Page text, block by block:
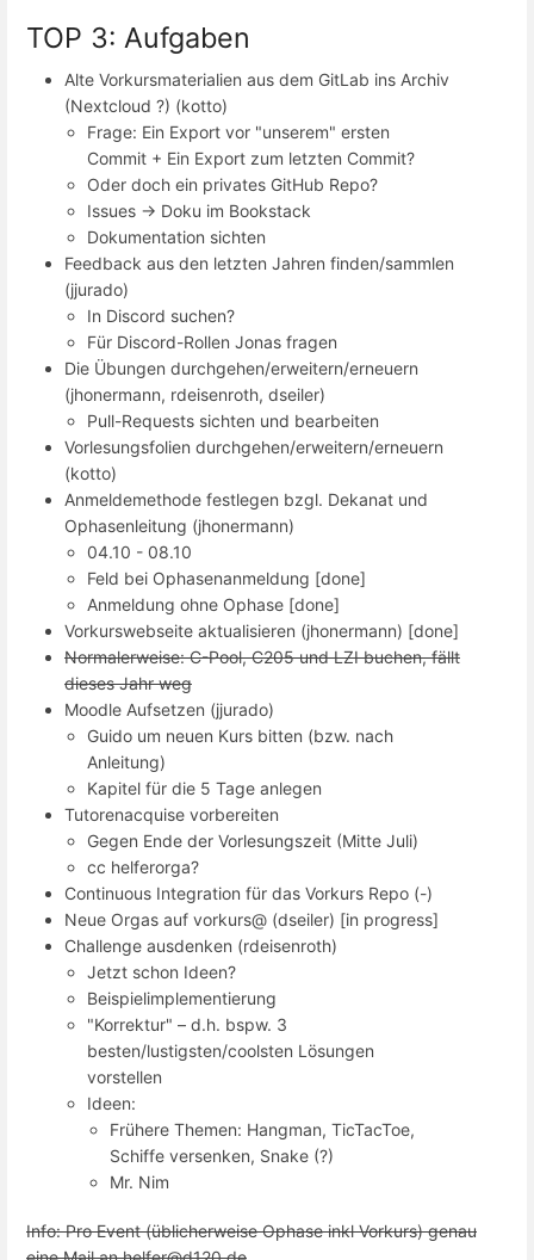
TOP 3: Aufgaben
Alte Vorkursmaterialien aus dem GitLab ins Archiv
(Nextcloud ?) (kotto)
Frage: Ein Export vor "unserem" ersten
Commit + Ein Export zum letzten Commit?
Oder doch ein privates GitHub Repo?
Issues -> Doku im Bookstack
Dokumentation sichten
Feedback aus den letzten Jahren finden/sammlen
(jjurado)
In Discord suchen?
Für Discord-Rollen Jonas fragen
Die Übungen durchgehen/erweitern/erneuern
(jhonermann, rdeisenroth, dseiler)
Pull-Requests sichten und bearbeiten
Vorlesungsfolien durchgehen/erweitern/erneuern
(kotto)
Anmeldemethode festlegen bzgl. Dekanat und
Ophasenleitung (jhonermann)
04.10 - 08.10
Feld bei Ophasenanmeldung [done]
Anmeldung ohne Ophase [done]
Vorkurswebseite aktualisieren (jhonermann) [done]
Normalerweise: C-Pool, C205 und LZI buchen, fällt
dieses Jahr weg
Moodle Aufsetzen (jjurado)
Guido um neuen Kurs bitten (bzw. nach
Anleitung)
Kapitel für die 5 Tage anlegen
Tutorenacquise vorbereiten
Gegen Ende der Vorlesungszeit (Mitte Juli)
cc helferorga?
Continuous Integration für das Vorkurs Repo (-)
Neue Orgas auf vorkurs@ (dseiler) [in progress]
Challenge ausdenken (rdeisenroth)
Jetzt schon Ideen?
Beispielimplementierung
"Korrektur" – d.h. bspw. 3
besten/lustigsten/coolsten Lösungen
vorstellen
Ideen:
Frühere Themen: Hangman, TicTacToe,
Schiffe versenken, Snake (?)
Mr. Nim
Info: Pro Event (üblicherweise Ophase inkl Vorkurs) genau